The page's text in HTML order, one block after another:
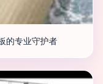
的专业守护者